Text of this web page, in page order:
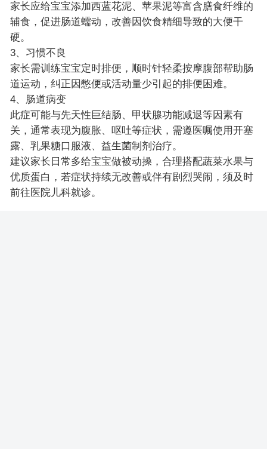
家长应给宝宝添加西蓝花泥、苹果泥等富含膳食纤维的
辅食，促进肠道蠕动，改善因饮食精细导致的大便干
硬。
3、习惯不良
家长需训练宝宝定时排便，顺时针轻柔按摩腹部帮助肠
道运动，纠正因憋便或活动量少引起的排便困难。
4、肠道病变
此症可能与先天性巨结肠、甲状腺功能减退等因素有
关，通常表现为腹胀、呕吐等症状，需遵医嘱使用开塞
露、乳果糖口服液、益生菌制剂治疗。
建议家长日常多给宝宝做被动操，合理搭配蔬菜水果与
优质蛋白，若症状持续无改善或伴有剧烈哭闹，须及时
前往医院儿科就诊。